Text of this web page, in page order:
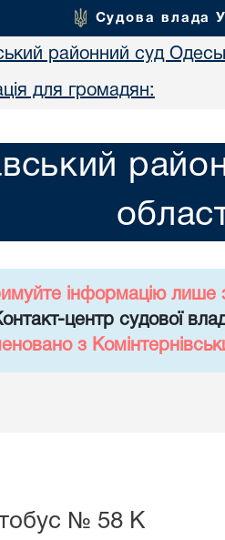
Судова влада
районний суд
для громадян:
інформацію лише
центр судової
з
№ 58 К